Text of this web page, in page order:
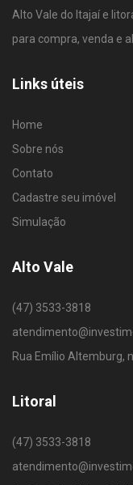
Alto Vale do Itajaí e
para compra, venda e
Links úteis
Home
Sobre nós
Contato
Cadastre seu imóvel
Simulação
Alto Vale
(47) 3533-3818
Rua Emílio Altemburg,
Litoral
(47) 3533-3818